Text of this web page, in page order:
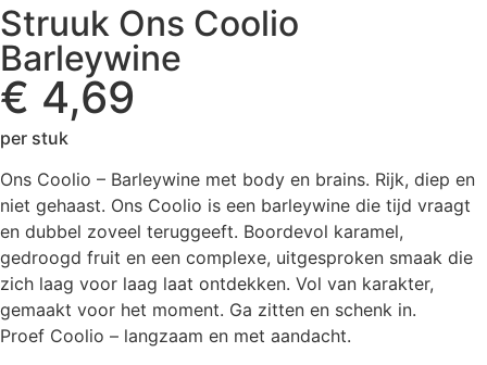
Struuk Ons Coolio
Barleywine
€ 4,69
per stuk
Ons Coolio – Barleywine met body en brains. Rijk, diep en
niet gehaast. Ons Coolio is een barleywine die tijd vraagt
en dubbel zoveel teruggeeft. Boordevol karamel,
gedroogd fruit en een complexe, uitgesproken smaak die
zich laag voor laag laat ontdekken. Vol van karakter,
gemaakt voor het moment. Ga zitten en schenk in.
Proef Coolio – langzaam en met aandacht.